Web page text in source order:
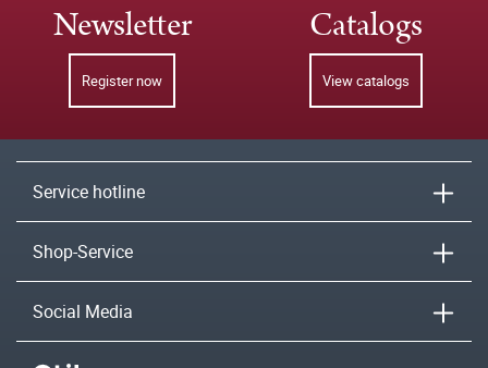
Newsletter
Register now
Catalogs
View catalogs
Service hotline
Shop-Service
Social Media